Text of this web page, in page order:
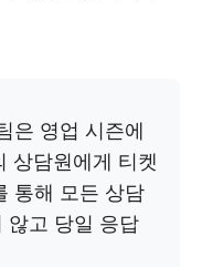
은 영업 시즌에
상담원에게 티켓
통해 모든 상담
않고 당일 응답